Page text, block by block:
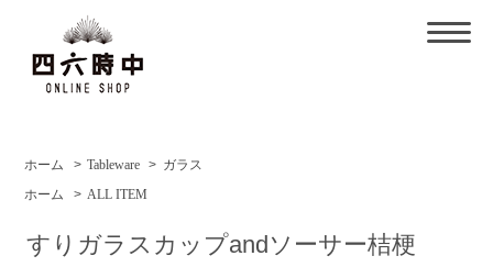
ホーム > Tableware > ガラス
ホーム
> ALL ITEM
すりガラスカップandソーサー桔梗